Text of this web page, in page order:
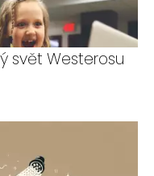
svět Westerosu